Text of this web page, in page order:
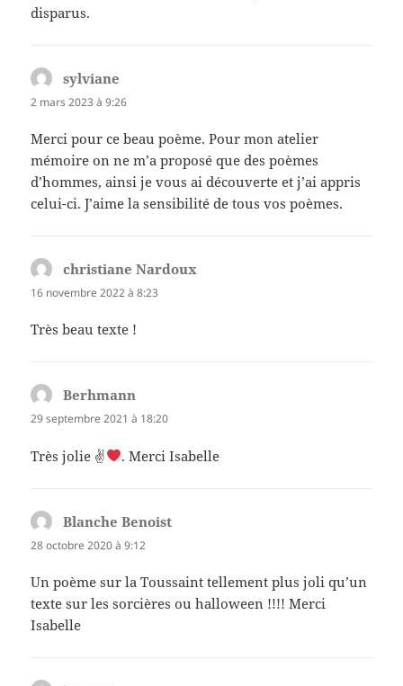
disparus.
sylviane
2 mars 2023 à 9:26
Merci pour ce beau poème. Pour mon atelier
mémoire on ne m’a proposé que des poèmes
d’hommes, ainsi je vous ai découverte et j’ai appris
celui-ci. J’aime la sensibilité de tous vos poèmes.
christiane Nardoux
16 novembre 2022 à 8:23
Très beau texte !
Berhmann
29 septembre 2021 à 18:20
Très jolie ✌ . Merci Isabelle
Blanche Benoist
28 octobre 2020 à 9:12
Un poème sur la Toussaint tellement plus joli qu’un
texte sur les sorcières ou halloween !!!! Merci
Isabelle